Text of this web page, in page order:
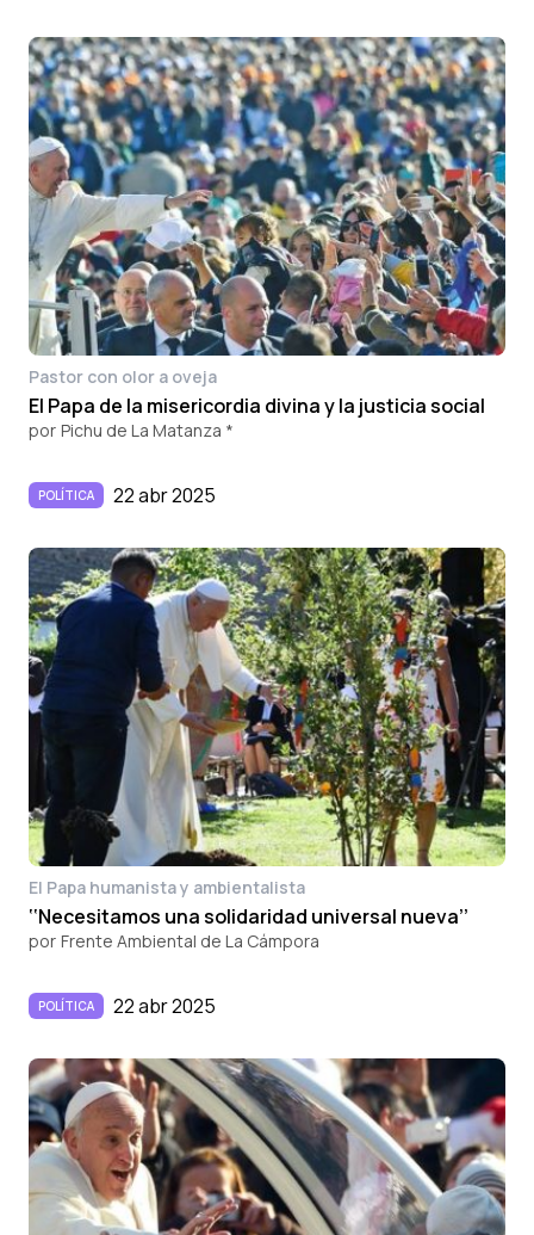
Pastor con olor a oveja
El Papa de la misericordia divina y la justicia social
por Pichu de La Matanza *
POLÍTICA 22 abr 2025
El Papa humanista y ambientalista
‘‘Necesitamos una solidaridad universal nueva’’
por Frente Ambiental de La Cámpora
POLÍTICA 22 abr 2025